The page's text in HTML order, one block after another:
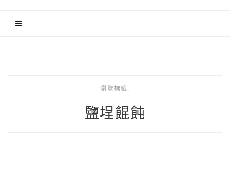
瀏覽標籤:
鹽埕餛飩